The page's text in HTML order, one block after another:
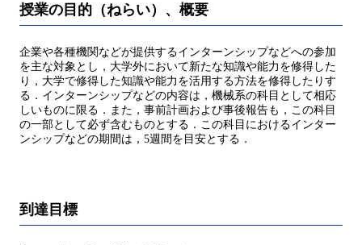
授業の目的（ねらい）、概要
企業や各種機関などが提供するインターンシップなどへの参加
を主な対象とし，大学外において新たな知識や能力を修得した
り，大学で修得した知識や能力を活用する方法を修得したりす
る．インターンシップなどの内容は，機械系の科目として相応
しいものに限る．また，事前計画および事後報告も，この科目
の一部として必ず含むものとする．この科目におけるインター
ンシップなどの期間は，5週間を目安とする．
到達目標